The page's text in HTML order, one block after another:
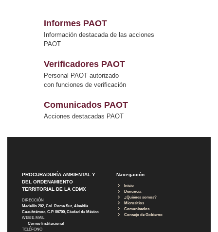
Informes PAOT
Información destacada de las acciones
PAOT
Verificadores PAOT
Personal PAOT autorizado
con funciones de verificación
Comunicados PAOT
Acciones destacadas PAOT
PROCURADURÍA AMBIENTAL Y
DEL ORDENAMIENTO
TERRITORIAL DE LA CDMX
DIRECCIÓN
Medellín 202, Col. Roma Sur, Alcaldía
Cuauhtémoc, C.P. 06700, Ciudad de México
WEB E-MAIL
Correo Institucional
TELÉFONO
Navegación
Inicio
Denuncia
¿Quiénes somos?
Micrositios
Comunicados
Consejo de Gobierno